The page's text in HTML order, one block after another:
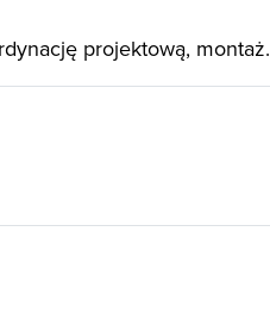
projektową, montaż.